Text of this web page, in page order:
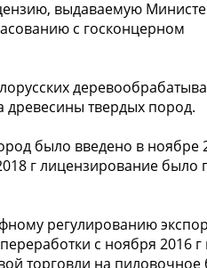
выдаваемую
с госконцерном
твердых пород.
было введено в ноябре
г лицензирование было
регулированию
с ноября 2016 г
торговли на пиловочное